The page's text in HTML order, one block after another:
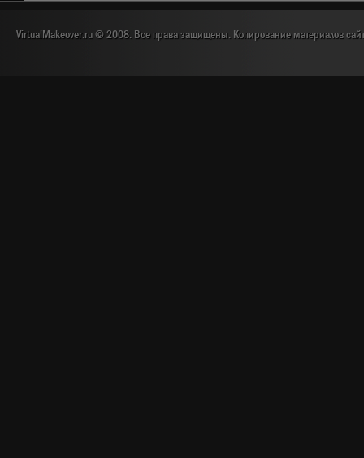
VirtualMakeover.ru © 2008. Все права защищены. Копирование материалов